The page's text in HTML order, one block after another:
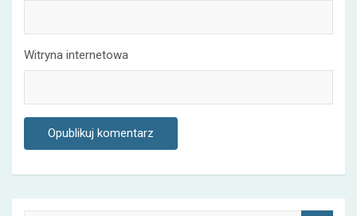
Witryna internetowa